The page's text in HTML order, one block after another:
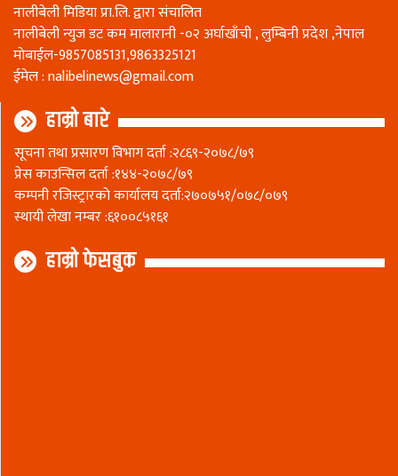
नालीबेली मिडिया प्रा.लि. द्वारा संचालित
नालीबेली न्युज डट कम मालारानी -०२ अर्घाखाँची , लुम्बिनी प्रदेश ,नेपाल
माेबाईल-9857085131,9863325121
ईमेल :nalibelinews@gmail.com
हाम्रो बारे
सूचना तथा प्रसारण विभाग दर्ता :२८६९-२०७८/७९
प्रेस काउन्सिल दर्ता :१४४-२०७८/७९
कम्पनी रजिस्ट्रारकाे कार्यालय दर्ता:२७०७५१/०७८/०७९
स्थायी लेखा नम्बर :६१००८५१६१
हाम्रो फेसबुक